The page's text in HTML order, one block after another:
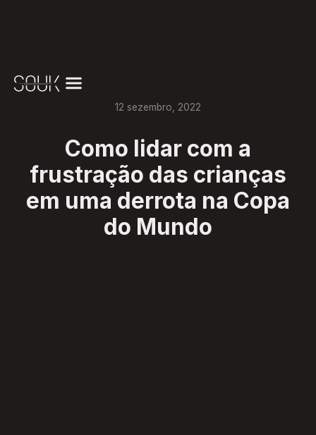
12 sezembro 2022
Como lidar com a
frustração das crianças
em uma derrota na Copa
do Mundo